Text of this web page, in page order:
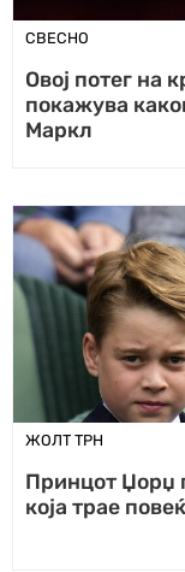
СВЕСНО
Овој потег на
покажува
Маркл
ЖОЛТ ТРН
Принцот Џорџ
која трае